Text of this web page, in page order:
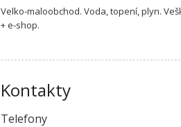
Velko-maloobchod. Voda, topení, plyn.
+ e-shop.
Kontakty
Telefony